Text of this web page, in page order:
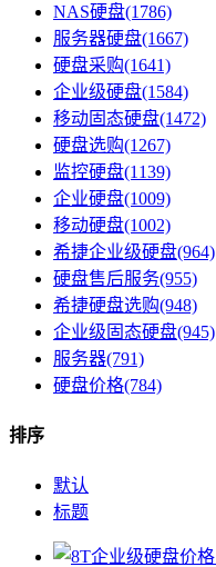
NAS硬盘(1786)
服务器硬盘(1667)
硬盘采购(1641)
企业级硬盘(1584)
移动固态硬盘(1472)
硬盘选购(1267)
监控硬盘(1139)
企业硬盘(1009)
移动硬盘(1002)
希捷企业级硬盘(964)
硬盘售后服务(955)
希捷硬盘选购(948)
企业级固态硬盘(945)
服务器(791)
硬盘价格(784)
排序
默认
标题